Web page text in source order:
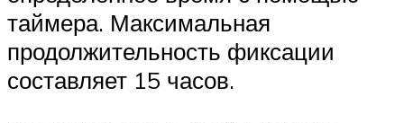
таймера. Максимальная
продолжительность фиксации
составляет 15 часов.